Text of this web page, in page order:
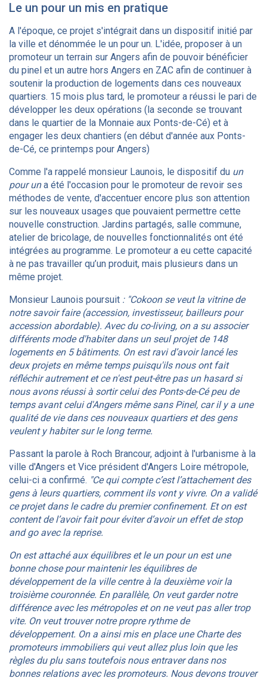
Le un pour un mis en pratique
A l'époque, ce projet s'intégrait dans un dispositif initié par
la ville et dénommée le un pour un. L'idée, proposer à un
promoteur un terrain sur Angers afin de pouvoir bénéficier
du pinel et un autre hors Angers en ZAC afin de continuer à
soutenir la production de logements dans ces nouveaux
quartiers. 15 mois plus tard, le promoteur a réussi le pari de
développer les deux opérations (la seconde se trouvant
dans le quartier de la Monnaie aux Ponts-de-Cé) et à
engager les deux chantiers (en début d'année aux Ponts-
de-Cé, ce printemps pour Angers)
Comme l'a rappelé monsieur Launois, le dispositif du un
pour una été l'occasion pour le promoteur de revoir ses
méthodes de vente, d'accentuer encore plus son attention
sur les nouveaux usages que pouvaient permettre cette
nouvelle construction. Jardins partagés, salle commune,
atelier de bricolage, de nouvelles fonctionnalités ont été
intégrées au programme. Le promoteur a eu cette capacité
à ne pas travailler qu’un produit, mais plusieurs dans un
même projet.
Monsieur Launois poursuit : "Cokoon se veut la vitrine de
notre savoir faire (accession, investisseur, bailleurs pour
accession abordable). Avec du co-living, on a su associer
différents mode d'habiter dans un seul projet de 148
logements en 5 bâtiments. On est ravi d’avoir lancé les
deux projets en même temps puisqu'ils nous ont fait
réfléchir autrement et ce n'est peut-être pas un hasard si
nous avons réussi à sortir celui des Ponts-de-Cé peu de
temps avant celui d'Angers même sans Pinel, car il y a une
qualité de vie dans ces nouveaux quartiers et des gens
veulent y habiter sur le long terme.
Passant la parole à Roch Brancour, adjoint à l'urbanisme à la
ville d'Angers et Vice président d'Angers Loire métropole,
celui-ci a confirmé. "Ce qui compte c’est l’attachement des
gens à leurs quartiers, comment ils vont y vivre. On a validé
ce projet dans le cadre du premier confinement. Et on est
content de l’avoir fait pour éviter d’avoir un effet de stop
and go avec la reprise.
On est attaché aux équilibres et le un pour un est une
bonne chose pour maintenir les équilibres de
développement de la ville centre à la deuxième voir la
troisième couronnée. En parallèle, On veut garder notre
différence avec les métropoles et on ne veut pas aller trop
vite. On veut trouver notre propre rythme de
développement. On a ainsi mis en place une Charte des
promoteurs immobiliers qui veut allez plus loin que les
règles du plu sans toutefois nous entraver dans nos
bonnes relations avec les promoteurs. Nous devons trouver